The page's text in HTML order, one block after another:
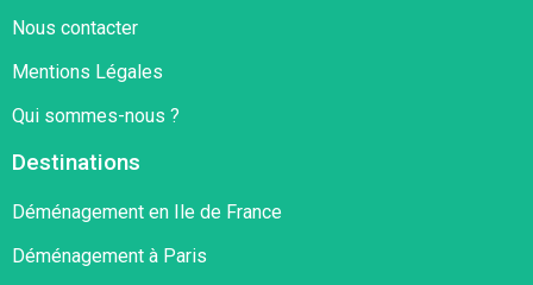
Nous contacter
Mentions Légales
Qui sommes-nous ?
Destinations
Déménagement en Ile de France
Déménagement à Paris